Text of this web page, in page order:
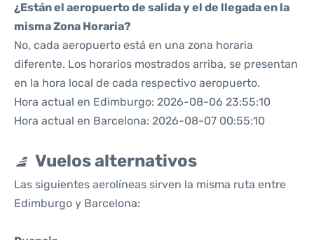
¿Están el aeropuerto de salida y el de llegada en la
misma Zona Horaria?
No, cada aeropuerto está en una zona horaria
diferente. Los horarios mostrados arriba, se presentan
en la hora local de cada respectivo aeropuerto.
Hora actual en Edimburgo: 2026-08-06 23:55:10
Hora actual en Barcelona: 2026-08-07 00:55:10
Vuelos alternativos
Las siguientes aerolíneas sirven la misma ruta entre
Edimburgo y Barcelona: